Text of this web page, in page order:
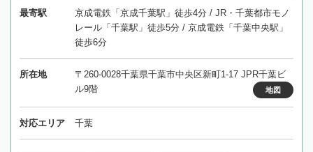
最寄駅
京成電鉄「京成千葉駅」徒歩4分 / JR・千葉都市モノ
レール「千葉駅」徒歩5分 / 京成電鉄「千葉中央駅」
徒歩6分
所在地
〒260-0028千葉県千葉市中央区新町1-17 JPR千葉ビ
ル9階
地図
対応エリア 千葉